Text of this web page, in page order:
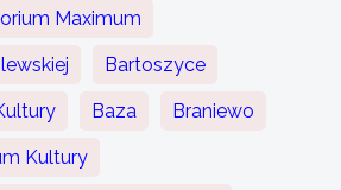
Maximum
Bartoszyce
Baza Braniewo
Kultury